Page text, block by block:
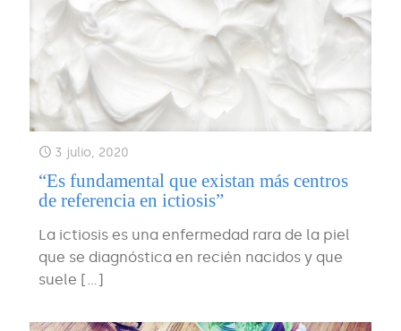
3 julio, 2020
“Es fundamental que existan más centros
de referencia en ictiosis”
La ictiosis es una enfermedad rara de la piel
que se diagnóstica en recién nacidos y que
suele […]